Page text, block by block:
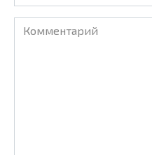
Комментарий